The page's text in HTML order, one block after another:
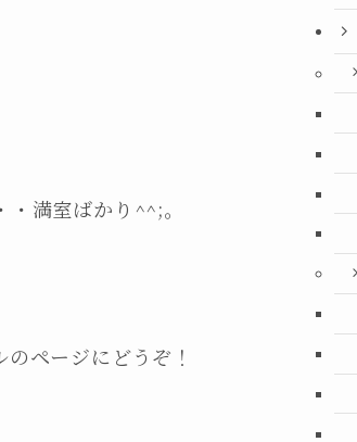
満室ばかり^^;。
ページにどうぞ！